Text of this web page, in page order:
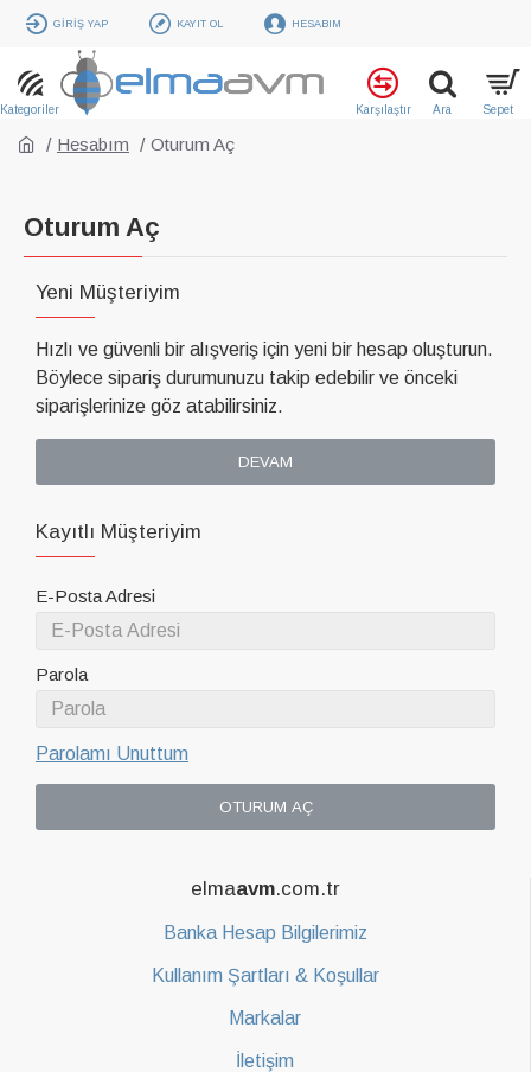
GIRIŞ YAP KAYIT OL HESABIM
Hesabım Oturum Aç
Oturum Aç
Yeni Müşteriyim
Hızlı ve güvenli bir alışveriş için yeni bir hesap oluşturun.
Böylece sipariş durumunuzu takip edebilir ve önceki
siparişlerinize göz atabilirsiniz.
DEVAM
Kayıtlı Müşteriyim
E-Posta Adresi
Parola
Parolamı Unuttum
OTURUM AÇ
elmaavm.com.tr
Banka Hesap Bilgilerimiz
Kullanım Şartları & Koşullar
Markalar
İletişim